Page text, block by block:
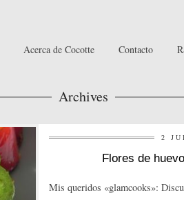
Acerca de Cocotte Contacto
Archives
2
Flores de
Mis queridos «glamcooks»: